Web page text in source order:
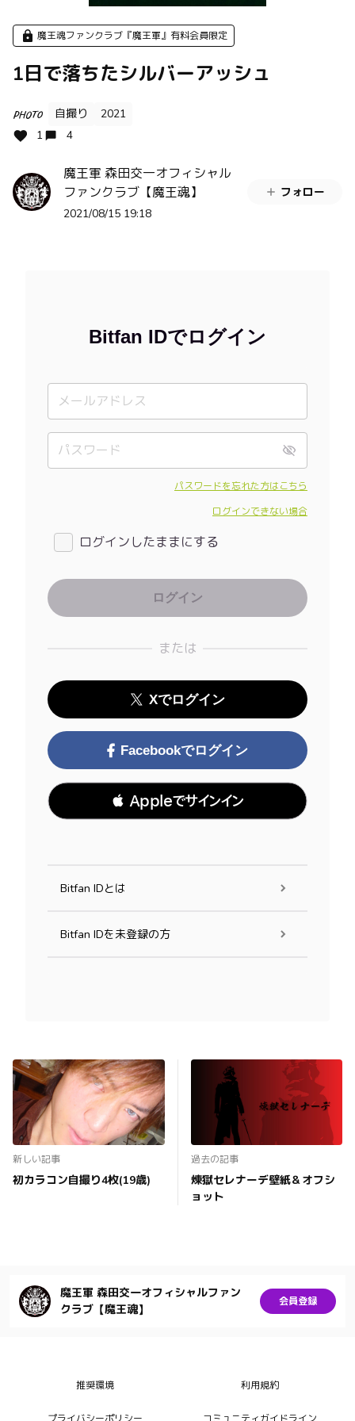
魔王魂ファンクラブ『魔王軍』有料会員限定
1日で落ちたシルバーアッシュ
PHOTO 自撮り
2021
1
4
魔王軍 森田交一オフィシャル
ファンクラブ【魔王魂】
2021/08/15 19:18
フォロー
Bitfan IDでログイン
パスワードを忘れた方はこちら
ログインできない場合
ログインしたままにする
または
Xでログイン
Facebookでログイン
 Appleでサインイン
Bitfan IDとは
Bitfan IDを未登録の方
新しい記事
初カラコン自撮り4枚(19歳)
過去の記事
煉獄セレナーデ壁紙＆オフシ
ョット
魔王軍 森田交一オフィシャルファン
クラブ【魔王魂】
会員登録
推奨環境 利用規約